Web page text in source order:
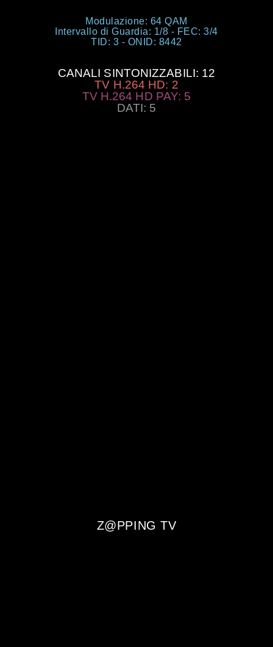
Modulazione: 64 QAM
Intervallo di Guardia: 1/8 - FEC: 3/4
TID: 3 - ONID: 8442
CANALI SINTONIZZABILI: 12
TV H.264 HD: 2
TV H.264 HD PAY: 5
DATI: 5
Z@PPING TV